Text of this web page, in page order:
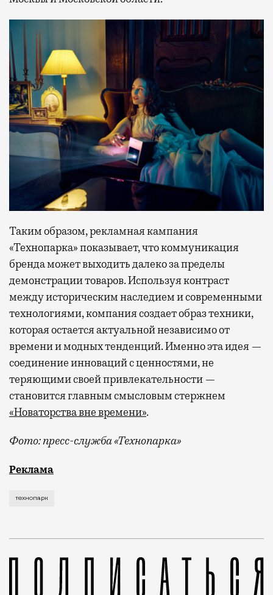
Таким образом, рекламная кампания
«Технопарка» показывает, что коммуникация
бренда может выходить далеко за пределы
демонстрации товаров. Используя контраст
между историческим наследием и современными
технологиями, компания создает образ техники,
которая остается актуальной независимо от
времени и модных тенденций. Именно эта идея —
соединение инноваций с ценностями, не
теряющими своей привлекательности —
становится главным смысловым стержнем
«Новаторства вне времени».
Фото: пресс-служба «Технопарка»
Рекламные кампании техники редко выходят за
Реклама
технопарк